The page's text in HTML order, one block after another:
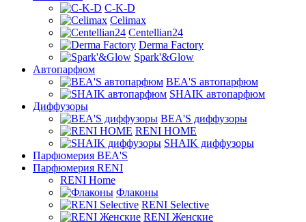
C-K-D
Celimax
Centellian24
Derma Factory
Spark'&Glow
Автопарфюм
BEA'S автопарфюм
SHAIK автопарфюм
Диффузоры
BEA'S диффузоры
RENI HOME
SHAIK диффузоры
Парфюмерия BEA'S
Парфюмерия RENI
RENI Home
Флаконы
RENI Selective
RENI Женские